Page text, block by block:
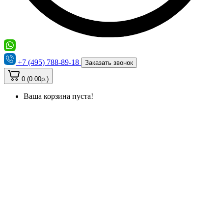
+7 (495) 788-89-18 Заказать звонок
0 (0.00р.)
Ваша корзина пуста!